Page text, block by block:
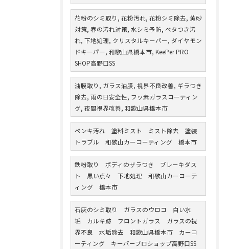
花粉のシミ取り, 花粉汚れ, 花粉シミ除去, 黄砂
対策, 春の汚れ対策, 水シミ予防, ベタつき汚
れ, 下地処理, クリスタルキーパー, ダイヤモン
ドキーパー, 和歌山県橋本市, KeePer PRO
SHOP高野口SS
油膜取り, ガラス油膜, 視界不良改善, ギラつき
除去, 雨の日安全性, フッ素ガラスコーティン
グ, 夜間視界改善, 和歌山県橋本市
ペンキ汚れ 塗料ミスト ミスト除去 塗装
トラブル 和歌山カーコーティング 橋本市
鉄粉取り ボディのザラつき ブレーキダス
ト 黒い点々 下地処理 和歌山カーコーテ
ィング 橋本市
石灰のシミ取り ガラスのウロコ 白い水
垢 カルキ跡 フロントガラス ガラスの視
界不良 水垢除去 和歌山県橋本市 カーコ
ーティング キーパープロショップ高野口SS